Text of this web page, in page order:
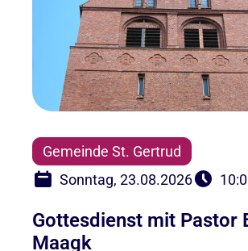
Gemeinde St. Gertrud
Sonntag, 23.08.2026
Gottesdienst mit Pastor
Maagk